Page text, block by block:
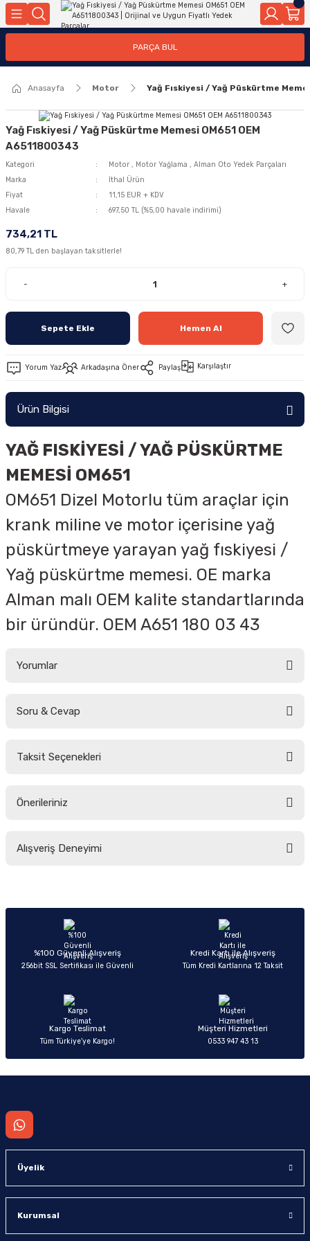
Geri Dön
Geri Dön
Geri Dön
Yakıt Pompası, Yakıt Hatları
Motor Elektrik
Ateşleme Buji Bobin Buji Kablosu
Geri Dön
Geri Dön
Geri Dön
Kollar
Geri Dön
Geri Dön
Ön Arka
Geri Dön
PARÇA BUL
Anasayfa Motor Yağ Fıskiyesi / Yağ Püskürtme
Yağ Fıskiyesi / Yağ Püskürtme Memesi OM651 OEM
A6511800343
Kategori Motor , Motor Yağlama , Alman Oto Yedek Parçaları
Marka
İthal Ürün
Fiyat
11,15 EUR + KDV
Havale
697,50 TL (%5,00 havale indirimi)
734,21 TL
80,79 TL den başlayan taksitlerle!
- +
Sepete Ekle Hemen Al
Yorum Yaz Arkadaşına Öner Paylaş Karşılaştır
Ürün Bilgisi
YAĞ FISKİYESİ / YAĞ PÜSKÜRTME
MEMESİ OM651
OM651 Dizel Motorlu tüm araçlar için
krank miline ve motor içerisine yağ
püskürtmeye yarayan yağ fıskiyesi /
Yağ püskürtme memesi. OE marka
Alman malı OEM kalite standartlarında
bir üründür. OEM A651 180 03 43
Yorumlar
Soru & Cevap
Taksit Seçenekleri
Önerileriniz
yetersiz gördüğünüz noktaları öneri formunu kullanarak tarafımıza
Ürün açıklamasında eksik bilgiler bulunuyor.
Ürün bilgilerinde hatalar bulunuyor.
Ürün fiyatı diğer sitelerden daha pahalı.
Alışveriş Deneyimi
Sitemize ilk yorumu siz yapın!
%100 Güvenli Alışveriş
256bit SSL Sertifikası ile Güvenli
Kredi Kartı ile Alışveriş
Tüm Kredi Kartlarına 12 Taksit
Kargo Teslimat
Tüm Türkiye’ye Kargo!
Müşteri Hizmetleri
0533 947 43 13
Üyelik
Kurumsal